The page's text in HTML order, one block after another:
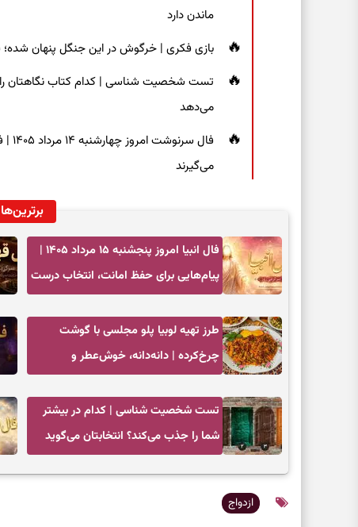
ماندن دارد
بازی فکری | خرگوش در این جنگل پنهان شده؛ فقط ۷ ثانیه برای پیداکردنش
تست شخصیت شناسی | کدام کتاب نگاهتان را
می‌دهد
می‌گیرند
برترین‌ها
فال انبیا امروز پنجشنبه ۱۵ مرداد ۱۴۰۵ |
پیام‌هایی برای حفظ امانت، انتخاب درست
طرز تهیه لوبیا پلو مجلسی با گوشت
چرخ‌کرده | دانه‌دانه، خوش‌عطر و
تست شخصیت شناسی | کدام در بیشتر
شما را جذب می‌کند؟ انتخابتان می‌گوید
ازدواج